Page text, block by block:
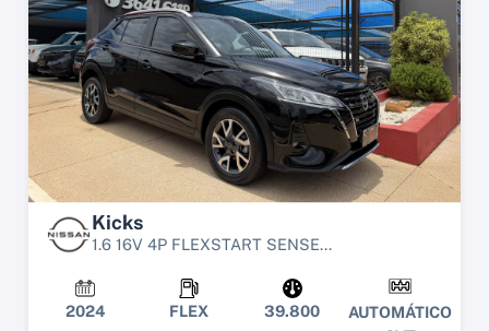
Kicks
1.6 16V 4P FLEXSTART SENSE...
2024 FLEX 39.800
AUTOMÁTICO